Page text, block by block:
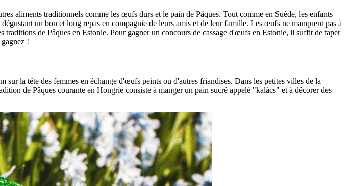
aliments traditionnels comme les œufs durs et le pain de Pâques. Tout comme en Suède, les enfants
un bon et long repas en compagnie de leurs amis et de leur famille. Les œufs ne manquent pas à
de Pâques en Estonie. Pour gagner un concours de cassage d'œufs en Estonie, il suffit de taper
!
sur la tête des femmes en échange d'œufs peints ou d'autres friandises. Dans les petites villes de la
de Pâques courante en Hongrie consiste à manger un pain sucré appelé "kalács" et à décorer des